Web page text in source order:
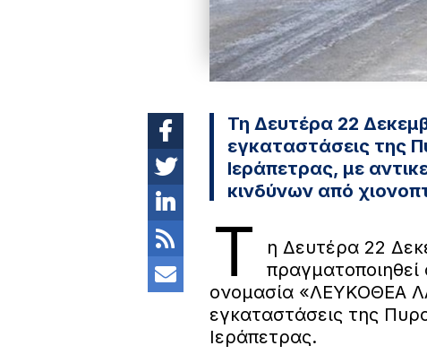
Τη Δευτέρα 22
εγκαταστάσεις της
Ιεράπετρας, με
κινδύνων από
T
η Δευτέρα 22
ονομασία «ΛΕΥΚΟΘΕΑ
εγκαταστάσεις της
Ιεράπετρας.